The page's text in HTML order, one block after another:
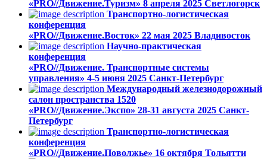
«PRO//Движение.Туризм» 8 апреля 2025 Светлогорск
Транспортно-логистическая
конференция
«PRO//Движение.Восток» 22 мая 2025 Владивосток
Научно-практическая
конференция
«PRO//Движение. Транспортные системы
управления» 4-5 июня 2025 Санкт-Петербург
Международный железнодорожный
салон пространства 1520
«PRO//Движение.Экспо» 28-31 августа 2025 Санкт-
Петербург
Транспортно-логистическая
конференция
«PRO//Движение.Поволжье» 16 октября Тольятти